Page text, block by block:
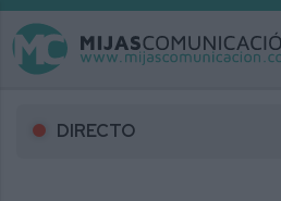
DIRECTO